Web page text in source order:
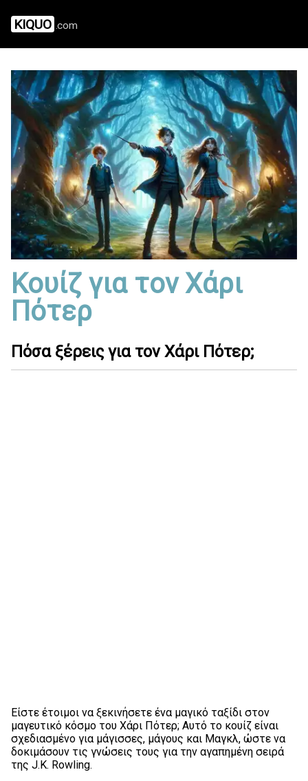
KIQUO .com
Κουίζ για τον Χάρι
Πότερ
Πόσα ξέρεις για τον Χάρι Πότερ;
Είστε έτοιμοι να ξεκινήσετε ένα μαγικό ταξίδι στον
μαγευτικό κόσμο του Χάρι Πότερ; Αυτό το κουίζ είναι
σχεδιασμένο για μάγισσες, μάγους και Μαγκλ, ώστε να
δοκιμάσουν τις γνώσεις τους για την αγαπημένη σειρά
της J.K. Rowling.